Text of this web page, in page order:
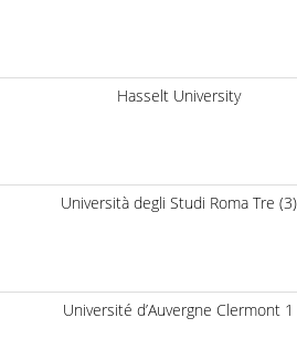
Hasselt University
Università degli Studi Roma Tre (3)
Université d’Auvergne Clermont 1